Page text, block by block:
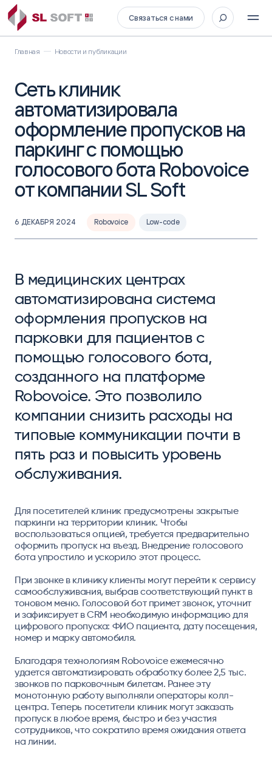
Связаться с нами
Главная Новости и публикации
Сеть клиник
автоматизировала
оформление пропусков на
паркинг с помощью
голосового бота Robovoice
от компании SL Soft
6 ДЕКАБРЯ 2024 Robovoice Low-code
В медицинских центрах
автоматизирована система
оформления пропусков на
парковки для пациентов с
помощью голосового бота,
созданного на платформе
Robovoice. Это позволило
компании снизить расходы на
типовые коммуникации почти в
пять раз и повысить уровень
обслуживания.
Для посетителей клиник предусмотрены закрытые
паркинги на территории клиник. Чтобы
воспользоваться опцией, требуется предварительно
оформить пропуск на въезд. Внедрение голосового
бота упростило и ускорило этот процесс.
При звонке в клинику клиенты могут перейти к сервису
самообслуживания, выбрав соответствующий пункт в
тоновом меню. Голосовой бот примет звонок, уточнит
и зафиксирует в CRM необходимую информацию для
цифрового пропуска: ФИО пациента, дату посещения,
номер и марку автомобиля.
Благодаря технологиям Robovoice ежемесячно
удается автоматизировать обработку более 2,5 тыс.
звонков по парковочным билетам. Ранее эту
монотонную работу выполняли операторы колл-
центра. Теперь посетители клиник могут заказать
пропуск в любое время, быстро и без участия
сотрудников, что сократило время ожидания ответа
на линии.